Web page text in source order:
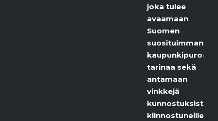
joka tulee
avaamaan
Suomen
suosituimman
kaupunkipuron
tarinaa sekä
antamaan
vinkkejä
kunnostuksista
kiinnostuneille.